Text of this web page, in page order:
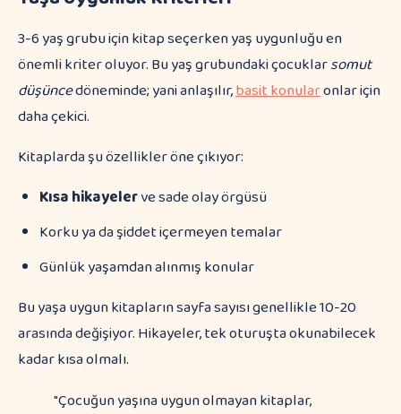
3-6 yaş grubu için kitap seçerken yaş uygunluğu en
önemli kriter oluyor. Bu yaş grubundaki çocuklarsomut
düşüncedöneminde; yani anlaşılır,basit konularonlar için
daha çekici.
Kitaplarda şu özellikler öne çıkıyor:
Kısa hikayelerve sade olay örgüsü
Korku ya da şiddet içermeyen temalar
Günlük yaşamdan alınmış konular
Bu yaşa uygun kitapların sayfa sayısı genellikle 10-20
arasında değişiyor. Hikayeler, tek oturuşta okunabilecek
kadar kısa olmalı.
"Çocuğun yaşına uygun olmayan kitaplar,